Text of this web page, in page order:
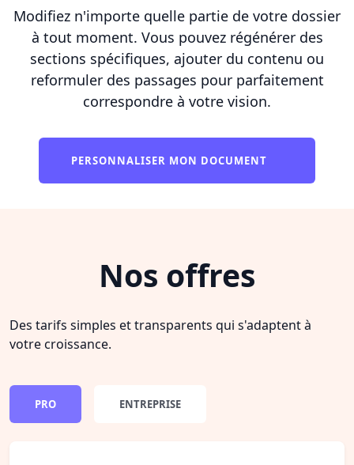
Modifiez n'importe quelle partie de votre dossier
à tout moment. Vous pouvez régénérer des
sections spécifiques, ajouter du contenu ou
reformuler des passages pour parfaitement
correspondre à votre vision.
PERSONNALISER MON DOCUMENT
Nos offres
Des tarifs simples et transparents qui s'adaptent à
votre croissance.
PRO ENTREPRISE